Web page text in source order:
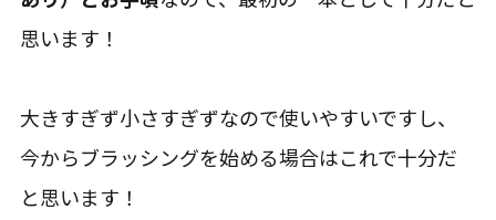
思います！
大きすぎず小さすぎずなので使いやすいですし、
今からブラッシングを始める場合はこれで十分だ
と思います！